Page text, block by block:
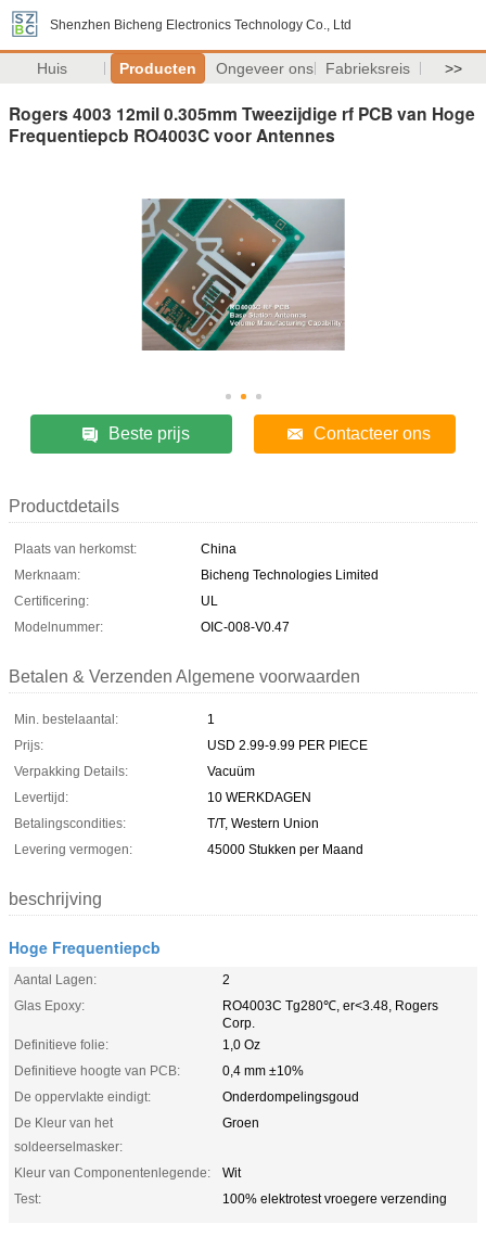
Shenzhen Bicheng Electronics Technology Co., Ltd
Huis Producten Ongeveer ons Fabrieksreis >>
Rogers 4003 12mil 0.305mm Tweezijdige rf PCB van Hoge
Frequentiepcb RO4003C voor Antennes
Beste prijs Contacteer ons
Productdetails
Plaats van herkomst:
China
Merknaam:
Bicheng Technologies Limited
Certificering:
UL
Modelnummer:
OIC-008-V0.47
Betalen & Verzenden Algemene voorwaarden
Min. bestelaantal:
1
Prijs:
USD 2.99-9.99 PER PIECE
Verpakking Details:
Vacuüm
Levertijd:
10 WERKDAGEN
Betalingscondities:
T/T, Western Union
Levering vermogen:
45000 Stukken per Maand
beschrijving
Hoge Frequentiepcb
Aantal Lagen:
2
Glas Epoxy:
RO4003C Tg280℃, er<3.48, Rogers
Corp.
Definitieve folie:
1,0 Oz
Definitieve hoogte van PCB:
0,4 mm ±10%
De oppervlakte eindigt:
Onderdompelingsgoud
De Kleur van het
soldeerselmasker:
Groen
Kleur van Componentenlegende:
Wit
Test:
100% elektrotest vroegere verzending